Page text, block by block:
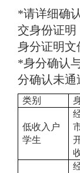
*请详细确
交身份证明
身分证明文
*身分确认
分确认未通
类别
低收入户
学生